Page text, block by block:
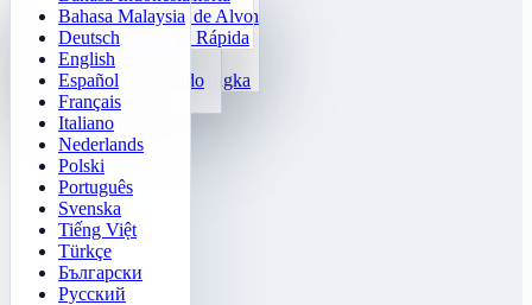
Pelatih Tabel Perkalian
Cálculo Rápido 24
Fungsi
Lengkapi Pola Angka
Klotski Numérico
2048
Tetris
Campo Minado
Gomoku
Missão Labirinto
Tantangan Sokoban
Rastreamento de Alvo
Diferenciação Rápida
Bahasa Malaysia
Deutsch
English
Español
Français
Italiano
Nederlands
Polski
Português
Svenska
Tiếng Việt
Türkçe
Български
Русский